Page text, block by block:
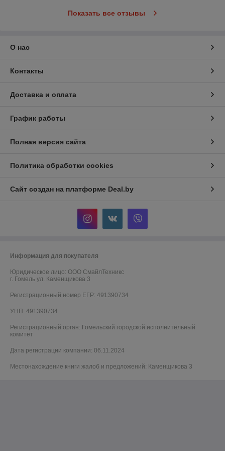
Показать все отзывы
О нас
Контакты
Доставка и оплата
График работы
Полная версия сайта
Политика обработки cookies
Сайт создан на платформе Deal.by
Информация для покупателя
Юридическое лицо: ООО СмайлТехникс
г. Гомель ул. Каменщикова 3
Регистрационный номер ЕГР: 491390734
УНП: 491390734
Регистрационный орган: Гомельский городской исполнительный
комитет
Дата регистрации компании: 06.11.2024
Местонахождение книги жалоб и предложений: Каменщикова 3